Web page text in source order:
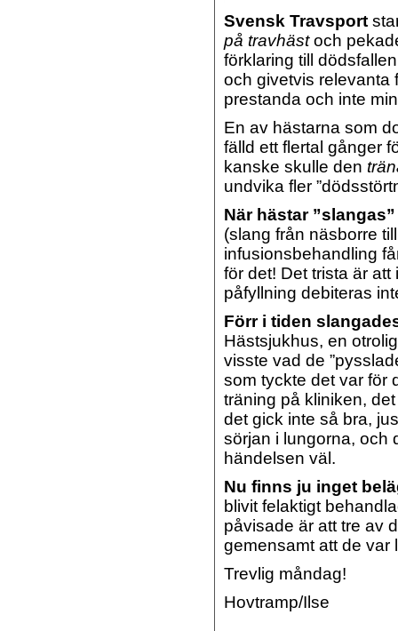
Svensk Travsport
på travhästoch
förklaring till
och givetvis relevanta
prestanda och inte
En av hästarna som
fälld ett flertal gånger
kanske skulle den
undvika fler
När hästar ”slangas”
(slang från näsborre
infusionsbehandling
för det! Det trista är
påfyllning debiteras
Förr i tiden
Hästsjukhus, en
visste vad de
som tyckte det var för
träning på kliniken,
det gick inte så bra,
sörjan i lungorna, och
händelsen väl.
Nu finns ju inget
blivit felaktigt
påvisade är att tre av
gemensamt att de var
Trevlig måndag!
Hovtramp/Ilse